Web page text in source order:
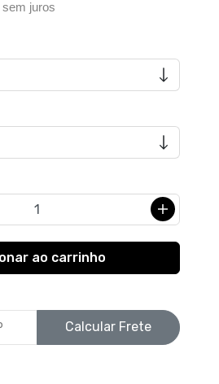
sem juros
Calcular Frete